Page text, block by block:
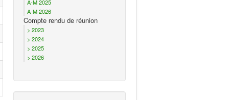
A-M 2025
A-M 2026
Compte rendu de réunion
> 2023
> 2024
> 2025
> 2026